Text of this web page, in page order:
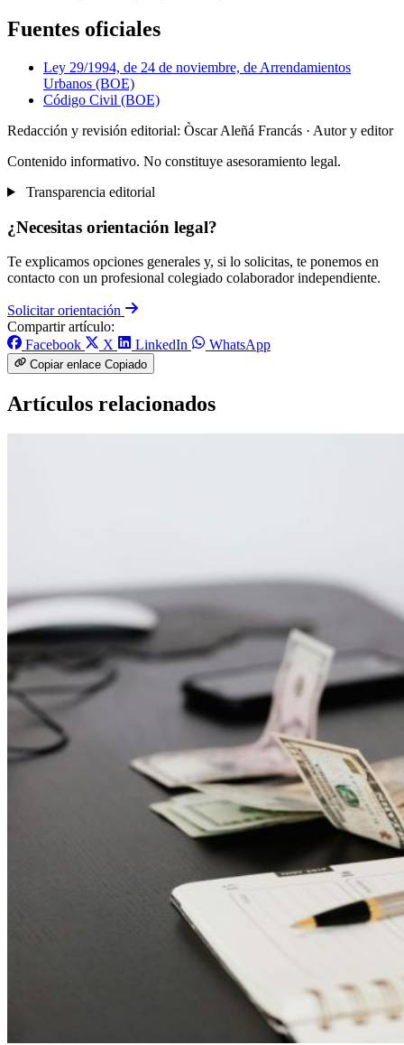
Fuentes oficiales
Ley 29/1994, de 24 de noviembre, de Arrendamientos
Urbanos (BOE)
Código Civil (BOE)
Redacción y revisión editorial: Òscar Aleñá Francás · Autor y editor
Contenido informativo. No constituye asesoramiento legal.
Transparencia editorial
¿Necesitas orientación legal?
Te explicamos opciones generales y, si lo solicitas, te ponemos en
contacto con un profesional colegiado colaborador independiente.
Solicitar orientación
Compartir artículo:
Facebook
X LinkedIn WhatsApp
Copiar enlace Copiado
Artículos relacionados